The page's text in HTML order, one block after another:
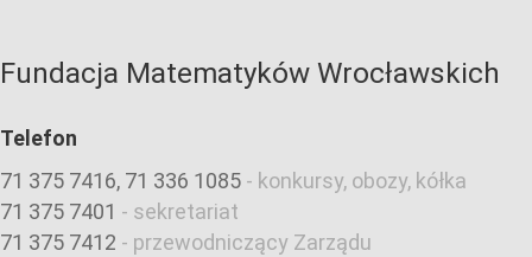
Fundacja Matematyków Wrocławskich
Telefon
71 375 7416, 71 336 1085 - konkursy, obozy, kółka
71 375 7401 - sekretariat
71 375 7412 - przewodniczący Zarządu